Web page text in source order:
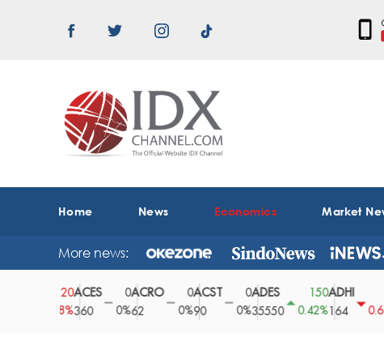
Home News Economics Market
More news:
ACES
0
0%
ACRO
62
0
0%
ACST
0
0%
ADES
35550
150
0.42%
ADHI
164
0.61%